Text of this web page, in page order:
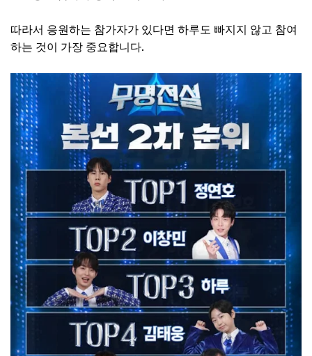
따라서 응원하는 참가자가 있다면 하루도 빠지지 않고 참여
하는 것이 가장 중요합니다.